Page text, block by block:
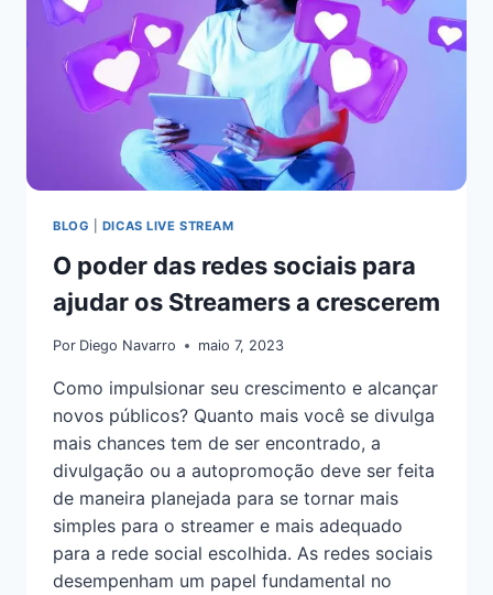
BLOG DICAS LIVE STREAM
O poder das redes sociais para
ajudar os Streamers a crescerem
Por Diego Navarro maio 7, 2023
Como impulsionar seu crescimento e alcançar
novos públicos? Quanto mais você se divulga
mais chances tem de ser encontrado, a
divulgação ou a autopromoção deve ser feita
de maneira planejada para se tornar mais
simples para o streamer e mais adequado
para a rede social escolhida. As redes sociais
desempenham um papel fundamental no